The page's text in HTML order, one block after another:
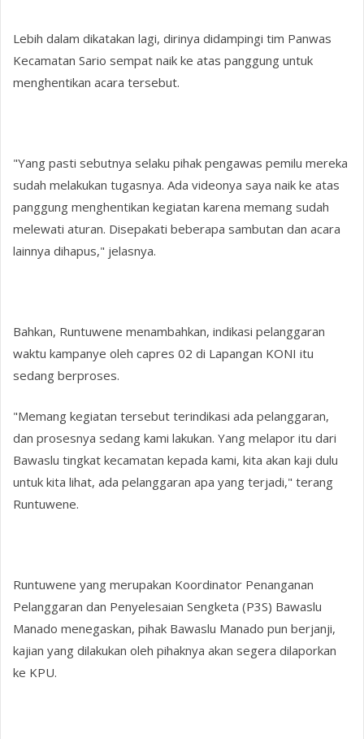
Lebih dalam dikatakan lagi, dirinya didampingi tim Panwas
Kecamatan Sario sempat naik ke atas panggung untuk
menghentikan acara tersebut.
"Yang pasti sebutnya selaku pihak pengawas pemilu mereka
sudah melakukan tugasnya. Ada videonya saya naik ke atas
panggung menghentikan kegiatan karena memang sudah
melewati aturan. Disepakati beberapa sambutan dan acara
lainnya dihapus," jelasnya.
Bahkan, Runtuwene menambahkan, indikasi pelanggaran
waktu kampanye oleh capres 02 di Lapangan KONI itu
sedang berproses.
"Memang kegiatan tersebut terindikasi ada pelanggaran,
dan prosesnya sedang kami lakukan. Yang melapor itu dari
Bawaslu tingkat kecamatan kepada kami, kita akan kaji dulu
untuk kita lihat, ada pelanggaran apa yang terjadi," terang
Runtuwene.
Runtuwene yang merupakan Koordinator Penanganan
Pelanggaran dan Penyelesaian Sengketa (P3S) Bawaslu
Manado menegaskan, pihak Bawaslu Manado pun berjanji,
kajian yang dilakukan oleh pihaknya akan segera dilaporkan
ke KPU.